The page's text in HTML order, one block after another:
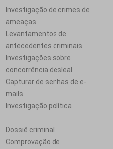
Investigação de crimes de
ameaças
Levantamentos de
antecedentes criminais
Investigações sobre
concorrência desleal
Capturar de senhas de e-
mails
Investigação política
Dossiê criminal
Comprovação de